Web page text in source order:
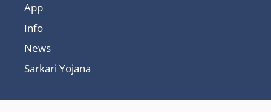
App
Info
News
Sarkari Yojana